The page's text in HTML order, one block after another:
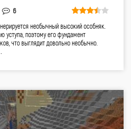
6
необычный высокий особняк.
уступа, поэтому его фундамент
что выглядит довольно необычно.